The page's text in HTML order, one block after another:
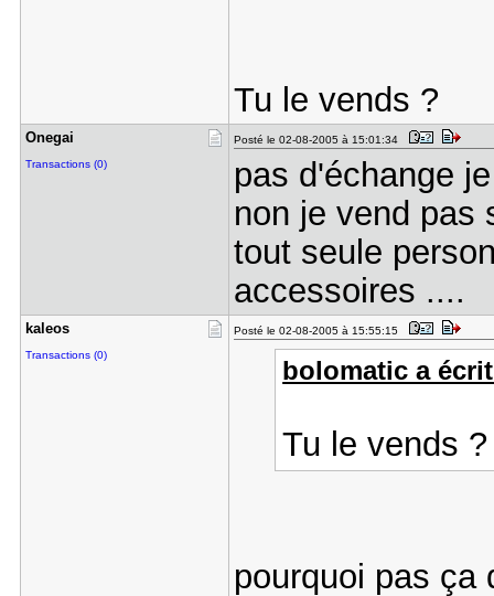
Tu le vends ?
Onegai
Transactions (0)
Posté le 02-08-2005 à 15:01:34
pas d'échange
non je vend pas
tout seule
accessoires ....
kaleos
Transactions (0)
Posté le 02-08-2005 à 15:55:15
bolomatic a
Tu le vends ?
pourquoi pas